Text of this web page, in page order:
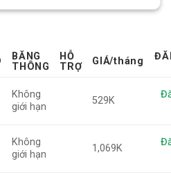
BĂNG
THÔNG
HỖ
TRỢ
GIÁ/tháng
Không
giới hạn
529K
Không
giới hạn
1,069K